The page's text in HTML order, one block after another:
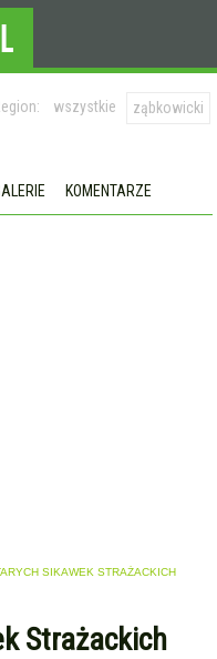
wszystkie ząbkowicki
KOMENTARZE
SIKAWEK STRAŻACKICH
Strażackich